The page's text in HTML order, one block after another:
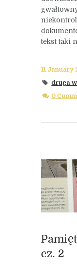
tekst taki
11 January
druga
0
cz. 2